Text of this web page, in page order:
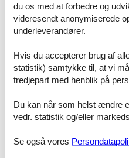
Kinderzimmer mit Etagenbett
Parkplatz am Haus
geeignet für 2–4 Personen
Lage
Die Ferienwohnung überzeugt
Lage in Kühlungsborn. Strand,
und Restaurants sind bequem
Strand: ca. 300 m
Supermarkt: ca. 230 m
du os med at forbedre og
videresendt anonymiserede
underleverandører.
Hvis du accepterer brug af
statistik) samtykke til, at vi
tredjepart med henblik på
Du kan når som helst ændre
vedr. statistik og/eller
Se også vores